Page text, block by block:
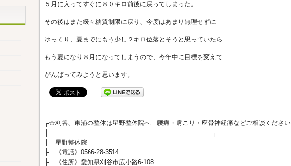
５月に入ってすぐに８０キロ前後に戻ってしまった。
その後はまた緩々糖質制限に戻り、今度はあまり無理せずに
ゆっくり、夏までにもう少し２キロ位落とそうと思っていたら
もう夏になり８月になってしまうので、今年中に目標を変えて
がんばってみようと思います。
┌☆刈谷、東浦の整体は星野整体院へ｜腰痛・肩こり・座骨神経痛などご相談ください
├─────────────────────────────────────┐
├ 星野整体院
├ 《電話》0566-28-3514
├ 《住所》愛知県刈谷市広小路6-108